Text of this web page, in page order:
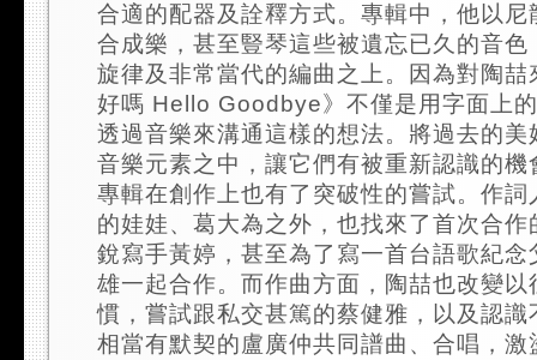
合適的配器及詮釋方式。專輯中，他以尼
合成樂，甚至豎琴這些被遺忘已久的音色
旋律及非常當代的編曲之上。因為對陶喆
好嗎 Hello Goodbye》不僅是用字面上
透過音樂來溝通這樣的想法。將過去的美
音樂元素之中，讓它們有被重新認識的機
專輯在創作上也有了突破性的嘗試。作詞
的娃娃、葛大為之外，也找來了首次合作
銳寫手黃婷，甚至為了寫一首台語歌紀念
雄一起合作。而作曲方面，陶喆也改變以
慣，嘗試跟私交甚篤的蔡健雅，以及認識
相當有默契的盧廣仲共同譜曲、合唱，激